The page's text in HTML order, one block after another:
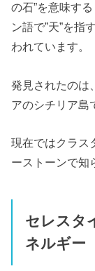
の石”を意味す
ン語で”天”を指
われています。
発見されたのは
アのシチリア島
現在ではクラス
ーストーンで知
セレスタ
ネルギー